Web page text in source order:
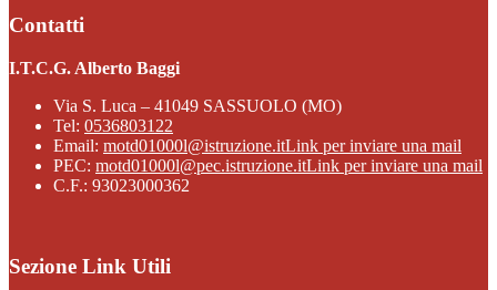
Contatti
I.T.C.G. Alberto Baggi
Via S. Luca – 41049 SASSUOLO (MO)
Tel: 0536803122
Email: motd01000l@istruzione.itLink per inviare una mail
PEC: motd01000l@pec.istruzione.itLink per inviare una mail
C.F.: 93023000362
Sezione Link Utili